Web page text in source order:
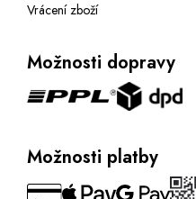
Vrácení zboží
Možnosti dopravy
Možnosti platby